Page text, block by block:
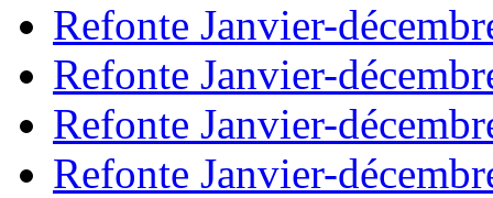
Refonte Janvier-
Refonte Janvier-
Refonte Janvier-
Refonte Janvier-